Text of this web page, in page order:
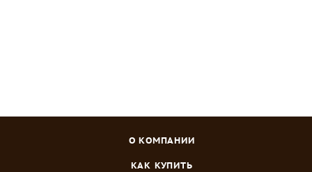
О КОМПАНИИ
КАК КУПИТЬ